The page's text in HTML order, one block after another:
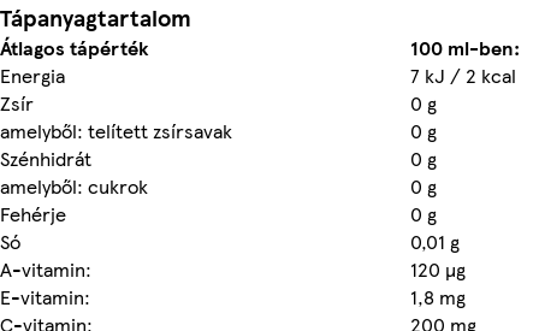
Tápanyagtartalom
Átlagos tápérték
100 ml-ben:
Energia
7 kJ / 2 kcal
Zsír
0 g
amelyből: telített zsírsavak
0 g
Szénhidrát
0 g
amelyből: cukrok
0 g
Fehérje
0 g
Só
0,01 g
A-vitamin:
120 µg
E-vitamin:
1,8 mg
C-vitamin:
200 mg